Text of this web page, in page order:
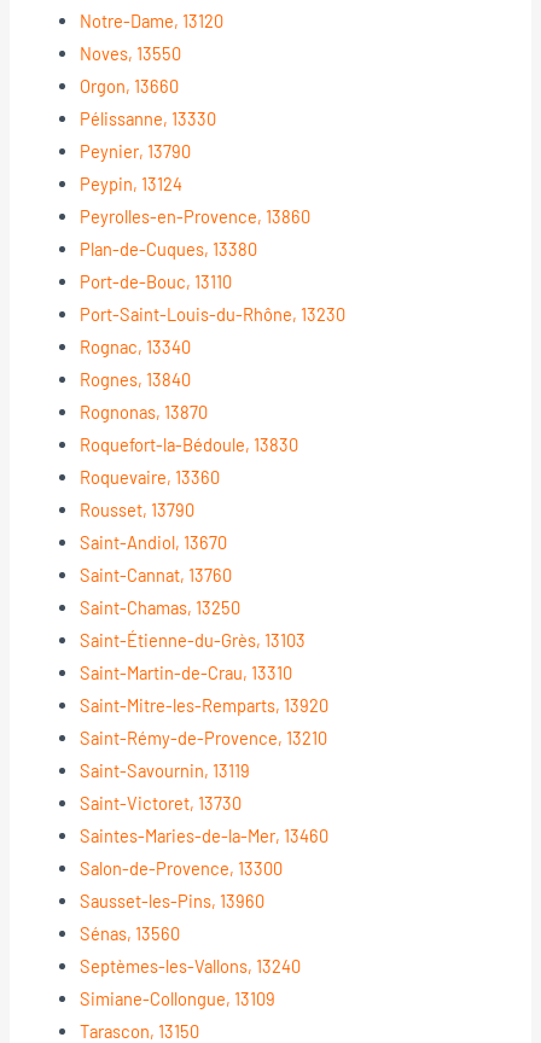
Notre-Dame, 13120
Noves, 13550
Orgon, 13660
Pélissanne, 13330
Peynier, 13790
Peypin, 13124
Peyrolles-en-Provence, 13860
Plan-de-Cuques, 13380
Port-de-Bouc, 13110
Port-Saint-Louis-du-Rhône, 13230
Rognac, 13340
Rognes, 13840
Rognonas, 13870
Roquefort-la-Bédoule, 13830
Roquevaire, 13360
Rousset, 13790
Saint-Andiol, 13670
Saint-Cannat, 13760
Saint-Chamas, 13250
Saint-Étienne-du-Grès, 13103
Saint-Martin-de-Crau, 13310
Saint-Mitre-les-Remparts, 13920
Saint-Rémy-de-Provence, 13210
Saint-Savournin, 13119
Saint-Victoret, 13730
Saintes-Maries-de-la-Mer, 13460
Salon-de-Provence, 13300
Sausset-les-Pins, 13960
Sénas, 13560
Septèmes-les-Vallons, 13240
Simiane-Collongue, 13109
Tarascon, 13150